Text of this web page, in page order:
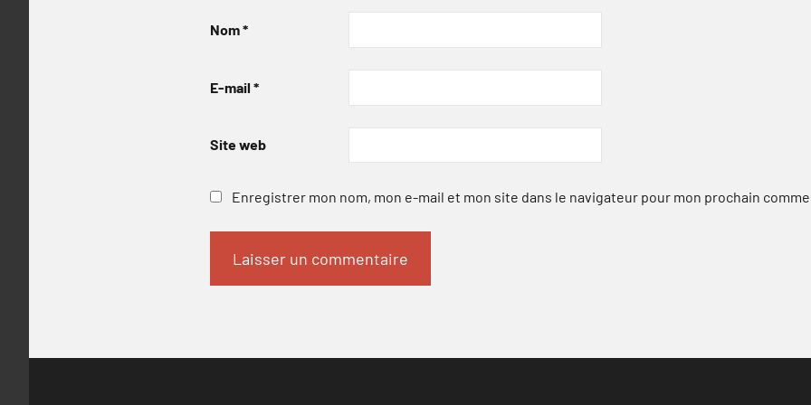
Nom*
E-mail *
Site web
Enregistrer mon nom, mon e-mail et mon site dans le navigateur pour mon prochain